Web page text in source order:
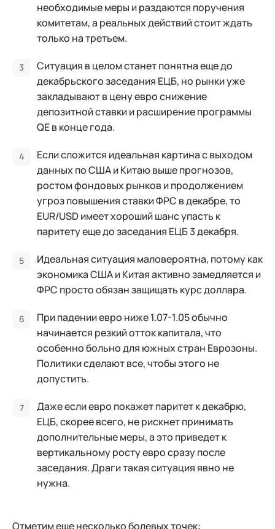
необходимые меры и раздаются поручения
комитетам, а реальных действий стоит ждать
только на третьем.
Ситуация в целом станет понятна еще до
декабрьского заседания ЕЦБ, но рынки уже
закладывают в цену евро снижение
депозитной ставки и расширение программы
QE в конце года.
Если сложится идеальная картина с выходом
данных по США и Китаю выше прогнозов,
ростом фондовых рынков и продолжением
угроз повышения ставки ФРС в декабре, то
EUR/USD имеет хороший шанс упасть к
паритету еще до заседания ЕЦБ 3 декабря.
Идеальная ситуация маловероятна, потому как
экономика США и Китая активно замедляется и
ФРС просто обязан защищать курс доллара.
При падении евро ниже 1.07-1.05 обычно
начинается резкий отток капитала, что
особенно больно для южных стран Еврозоны.
Политики сделают все, чтобы этого не
допустить.
Даже если евро покажет паритет к декабрю,
ЕЦБ, скорее всего, не рискнет принимать
дополнительные меры, а это приведет к
вертикальному росту евро сразу после
заседания. Драги такая ситуация явно не
нужна.
Отметим еще несколько болевых точек: